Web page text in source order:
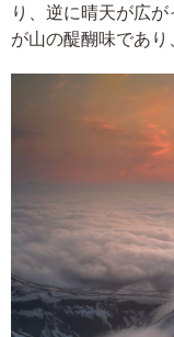
り、逆に晴天が広
が山の醍醐味であり